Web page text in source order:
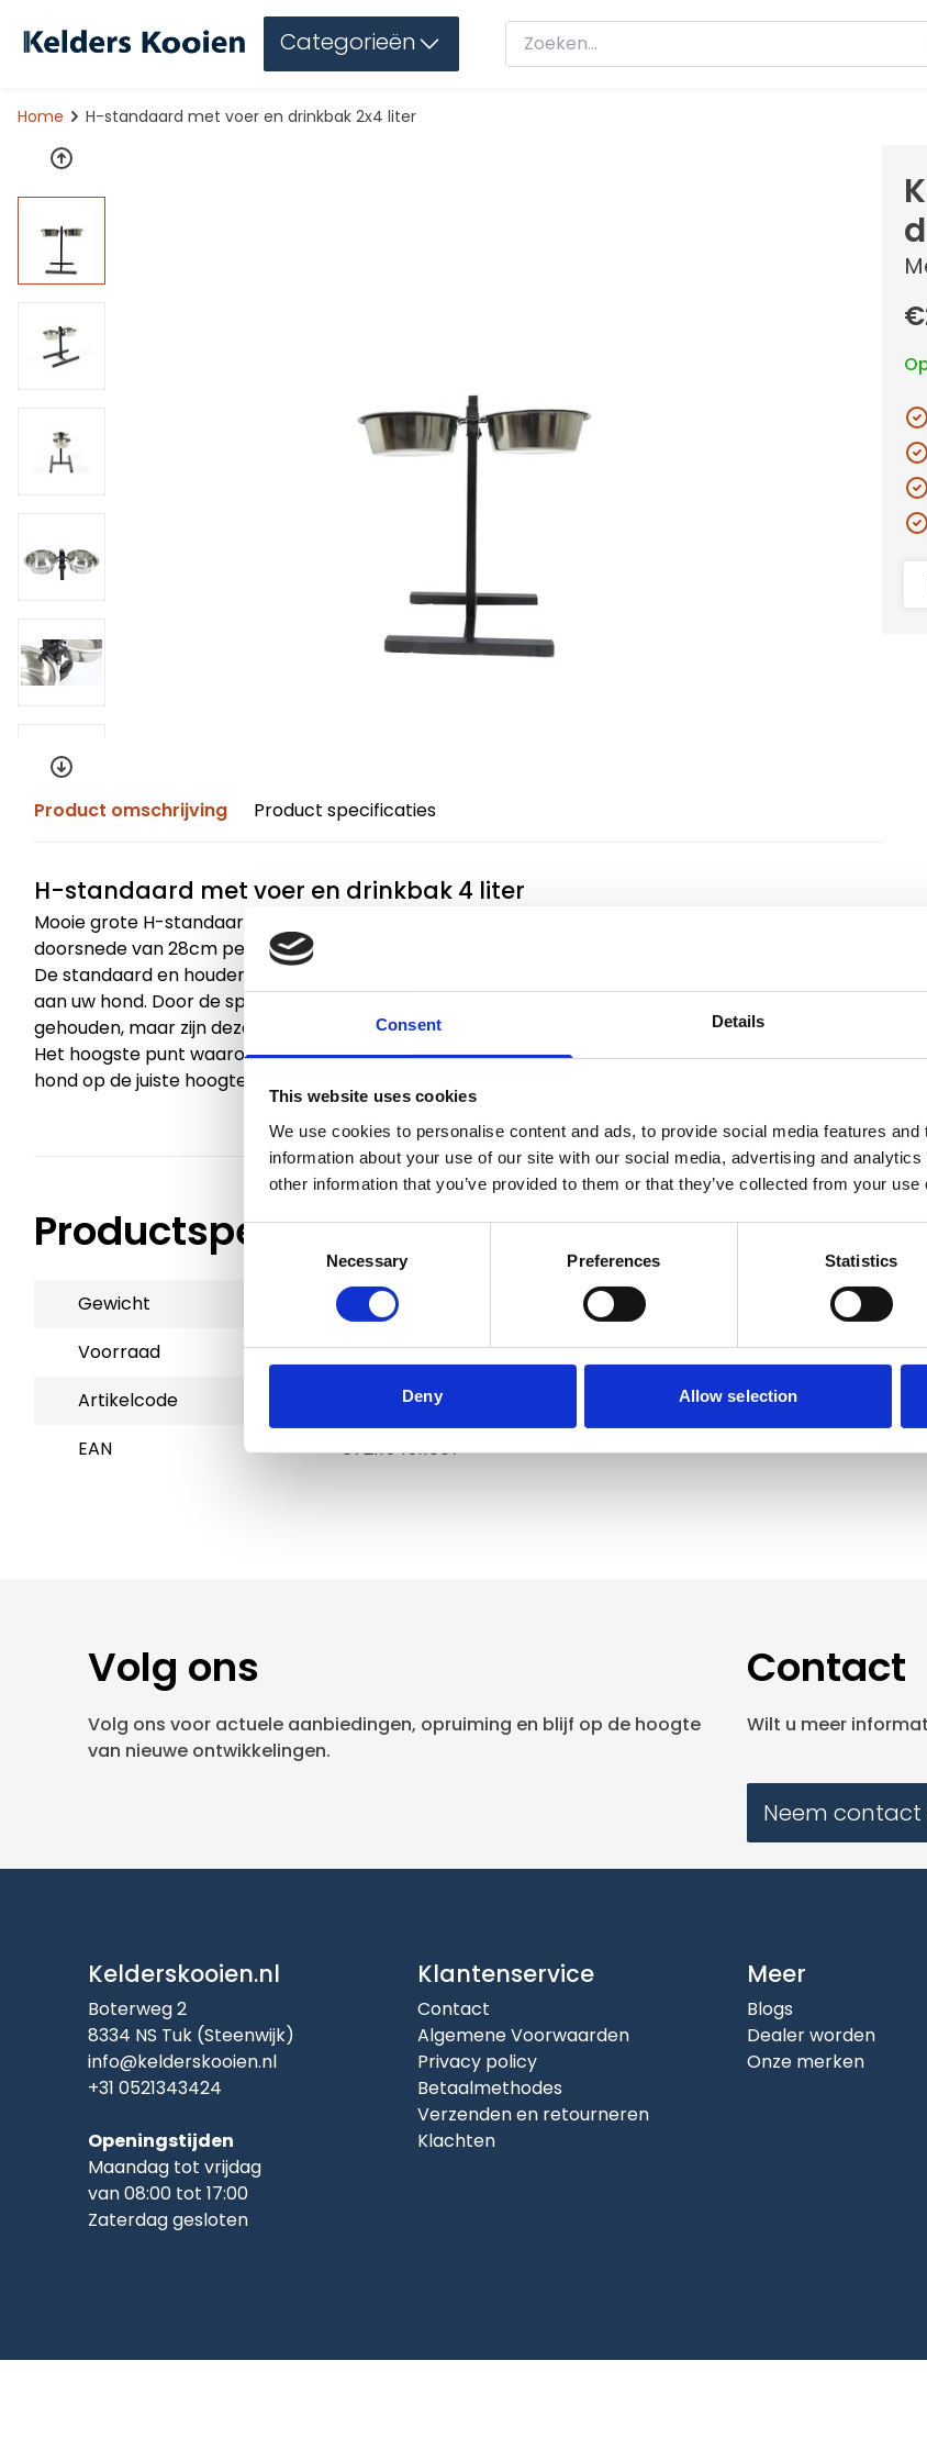
Consent Details
This website uses cookies
We use cookies to personalise content and ads, to provide social media features
information about your use of our site with our social media, advertising and
other information that you’ve provided to them or that they’ve collected from your
Consent
Necessary Preferences Statistics
Deny Allow selection
Categorieën
Home H-standaard met voer en drinkbak 2x4 liter
Product omschrijving Product specificaties
H-standaard met voer en drinkbak 4 liter
Mooie grote H-standaard met 2 RVS voer/drinkbakken met elk een inhoud van 4 liter en een
doorsnede van 28cm per bak.
De standaard en houders zijn zwart gepoedercoat en de hoogte van de houders is aanpasbaar
aan uw hond. Door de speciale vergrendeling worden de voer/drinkbakken netjes op hun plaats
gehouden, maar zijn deze eenvoudig te verwijderen voor het vullen en schoonmaken.
Het hoogste punt waarop de houders kunnen worden geplaatst is circa 54cm. Hierdoor kan elke
hond op de juiste hoogte eten en drinken.
Productspecificaties
Gewicht
1.85 kg
Voorraad
7
Artikelcode
EAN
8721154911067
Volg ons
Volg ons voor actuele aanbiedingen, opruiming en blijf op de hoogte
van nieuwe ontwikkelingen.
Contact
Wilt u meer
Neem contact
Kelderskooien.nl
Boterweg 2
8334 NS Tuk (Steenwijk)
info@kelderskooien.nl
+31 0521343424
Openingstijden
Maandag tot vrijdag
van 08:00 tot 17:00
Zaterdag gesloten
Klantenservice
Contact
Algemene Voorwaarden
Privacy policy
Betaalmethodes
Verzenden en retourneren
Klachten
Meer
Blogs
Dealer worden
Onze merken